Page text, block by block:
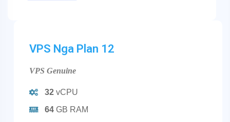
VPS Nga Plan 12
VPS Genuine
32 vCPU
64GB RAM